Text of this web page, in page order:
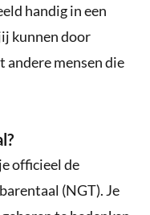
handig in een
kunnen door
andere mensen die
officieel de
(NGT). Je